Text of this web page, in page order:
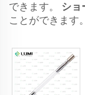
できます。 ショ
ことができます。